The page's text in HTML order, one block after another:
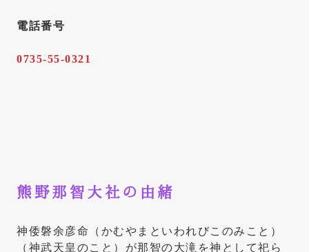
電話番号
0735-55-0321
熊野那智大社の由緒
神倭磐余彦命（かむやまといわれびこのみこと）
（神武天皇のこと）が那智の大滝を神として祀ら